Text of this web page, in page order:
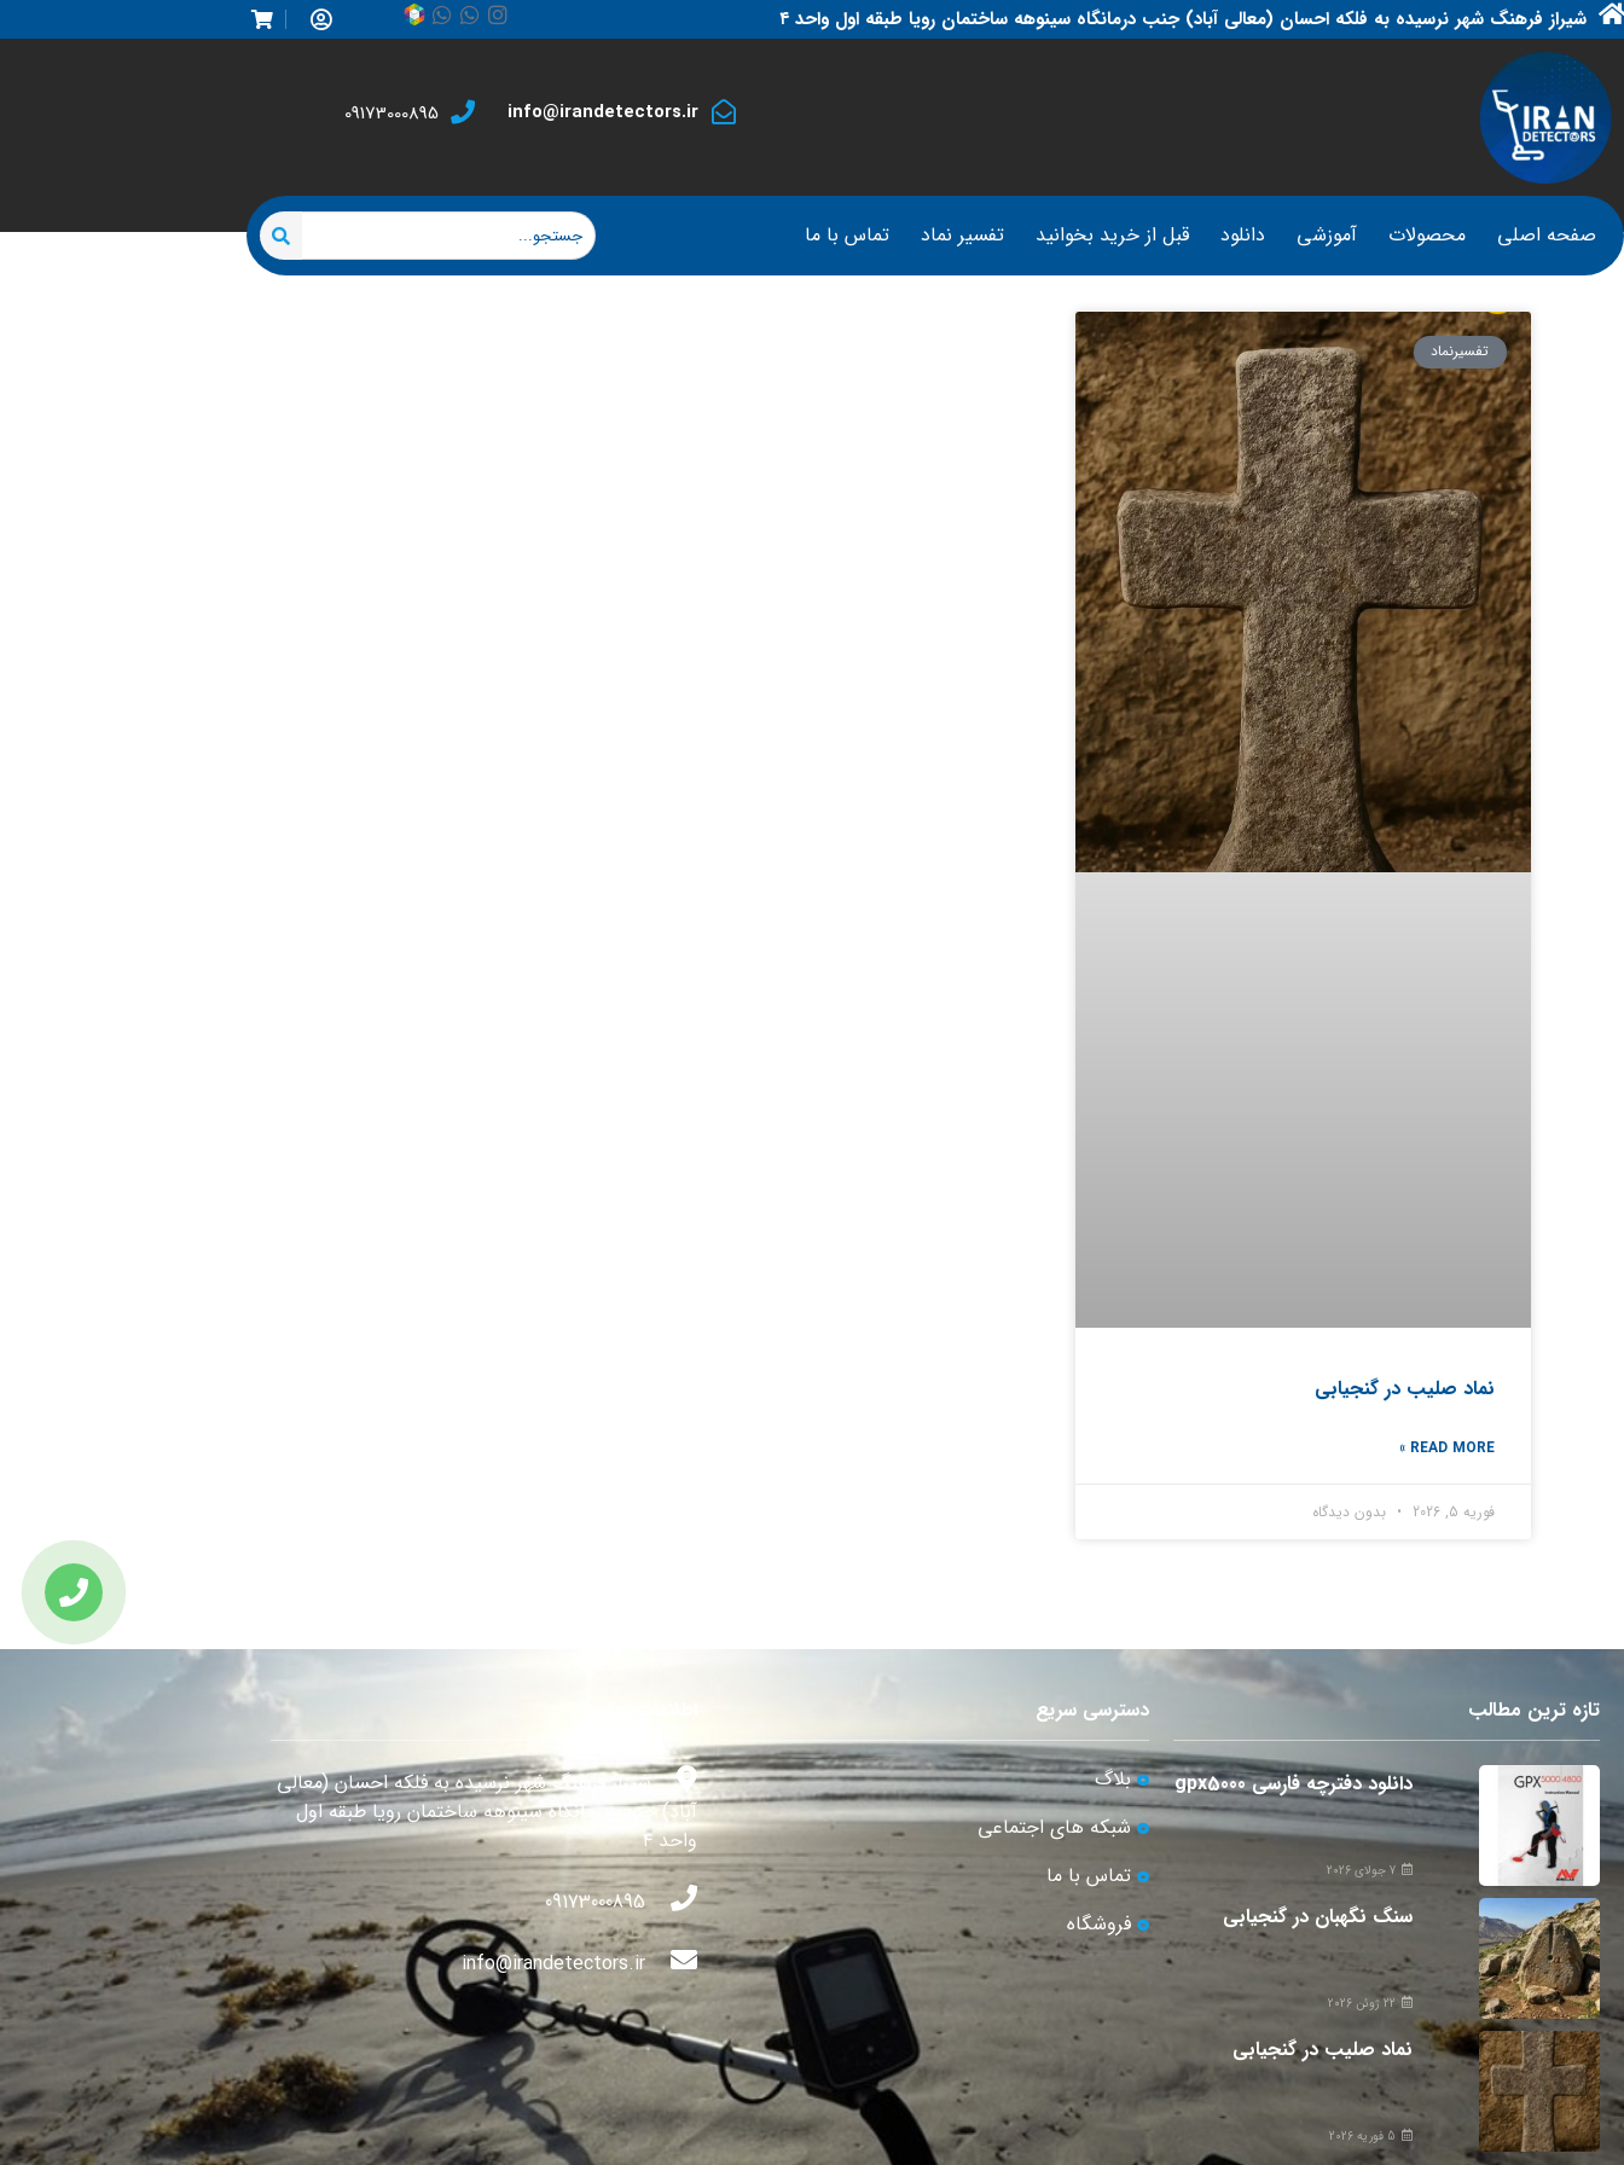
شیراز فرهنگ شهر نرسیده به فلکه احسان (معالی آباد) جنب درمانگاه سینوهه ساختمان رویا طبقه اول واحد ۴
info@irandetectors.ir
09173000895
صفحه اصلی محصولات آموزشی دانلود قبل از خرید بخوانید تفسیر نماد تماس با ما
تفسیرنماد
نماد صلیب در گنجیابی
READ MORE »
فوریه 5, 2026 بدون دیدگاه
تازه ترین مطالب
دانلود دفترچه فارسی gpx5000
7 جولای 2026
سنگ نگهبان در گنجیابی
22 ژوئن 2026
نماد صلیب در گنجیابی
5 فوریه 2026
دسترسی سریع
بلاگ
شبکه های اجتماعی
تماس با ما
فروشگاه
شیراز فرهنگ شهر نرسیده به فلکه احسان (معالی
آباد) جنب درمانگاه سینوهه ساختمان رویا طبقه اول
واحد ۴
09173000895
info@irandetectors.ir